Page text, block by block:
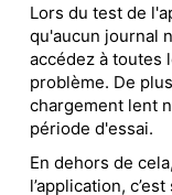
Lors du test de
qu'aucun journal
accédez à toutes
problème. De
chargement lent
période d'essai.
En dehors de
l’application,